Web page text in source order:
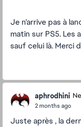
Je n'arrive pas à
matin sur PS5.
sauf celui là. Merci
aphrodhini
2 months ago
Juste après , la